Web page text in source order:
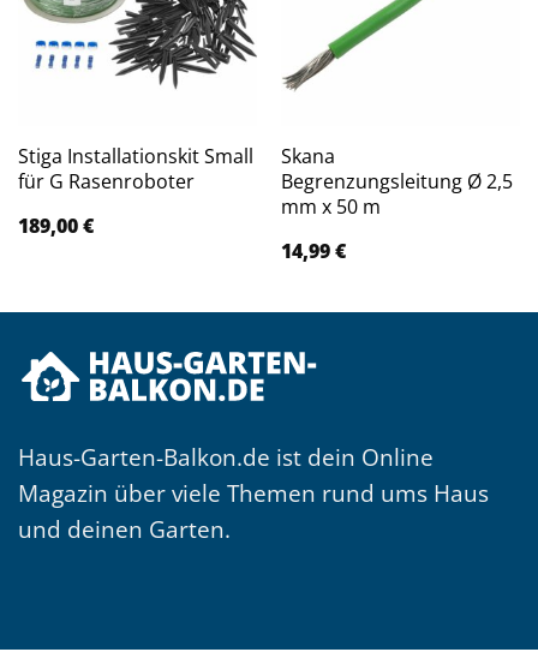
Stiga Installationskit Small
für G Rasenroboter
189,00€
Skana
Begrenzungsleitung Ø 2,5
mm x 50 m
14,99€
Haus-Garten-Balkon.de ist dein Online
Magazin über viele Themen rund ums Haus
und deinen Garten.